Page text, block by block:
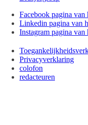
Facebook pagina
Linkedin pagina van
Instagram pagina
Privacyverklaring
colofon
redacteuren